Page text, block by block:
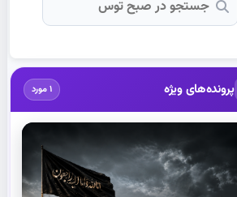
پرونده‌های ویژه 1 مورد